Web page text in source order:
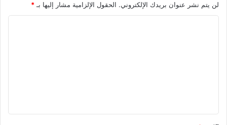
لن يتم نشر عنوان بريدك الإلكتروني. الحقول الإلزامية مشار إليها بـ *
ق